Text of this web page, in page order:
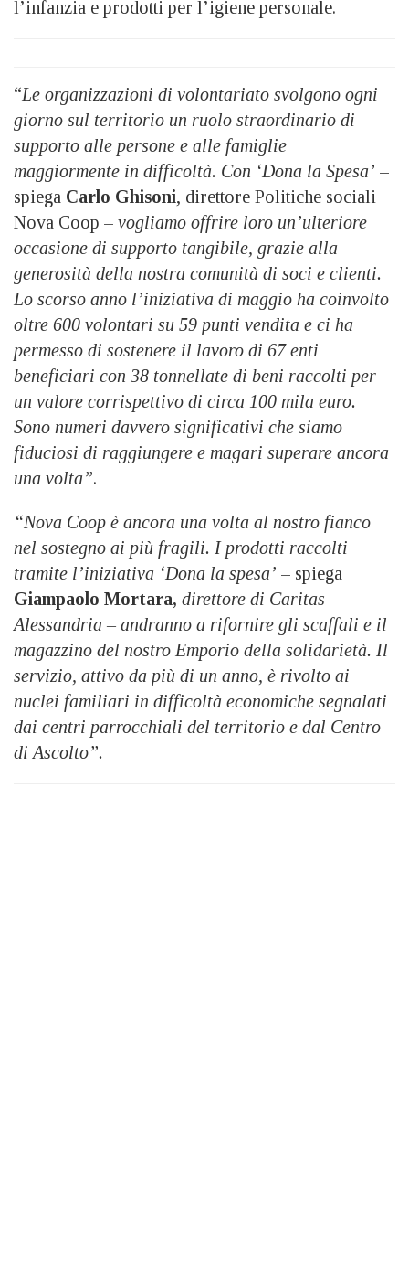
l’infanzia e prodotti per l’igiene personale.
“Le organizzazioni di volontariato svolgono ogni
giorno sul territorio un ruolo straordinario di
supporto alle persone e alle famiglie
maggiormente in difficoltà. Con ‘Dona la Spesa’ –
spiega Carlo Ghisoni, direttore Politiche sociali
Nova Coop – vogliamo offrire loro un’ulteriore
occasione di supporto tangibile, grazie alla
generosità della nostra comunità di soci e clienti.
Lo scorso anno l’iniziativa di maggio ha coinvolto
oltre 600 volontari su 59 punti vendita e ci ha
permesso di sostenere il lavoro di 67 enti
beneficiari con 38 tonnellate di beni raccolti per
un valore corrispettivo di circa 100 mila euro.
Sono numeri davvero significativi che siamo
fiduciosi di raggiungere e magari superare ancora
una volta”.
“Nova Coop è ancora una volta al nostro fianco
nel sostegno ai più fragili. I prodotti raccolti
tramite l’iniziativa ‘Dona la spesa’ – spiega
Giampaolo Mortara, direttore di Caritas
Alessandria – andranno a rifornire gli scaffali e il
magazzino del nostro Emporio della solidarietà. Il
servizio, attivo da più di un anno, è rivolto ai
nuclei familiari in difficoltà economiche segnalati
dai centri parrocchiali del territorio e dal Centro
di Ascolto”.